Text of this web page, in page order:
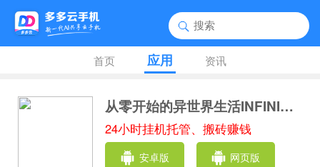
首页 应用 资讯
从零开始的异世界生活INFINITY
24小时挂机托管、搬砖赚钱
安卓版 网页版